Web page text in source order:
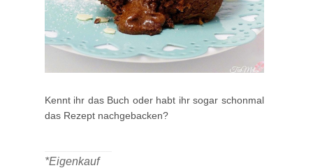
Kennt ihr das Buch oder habt ihr sogar schonmal
das Rezept nachgebacken?
*Eigenkauf